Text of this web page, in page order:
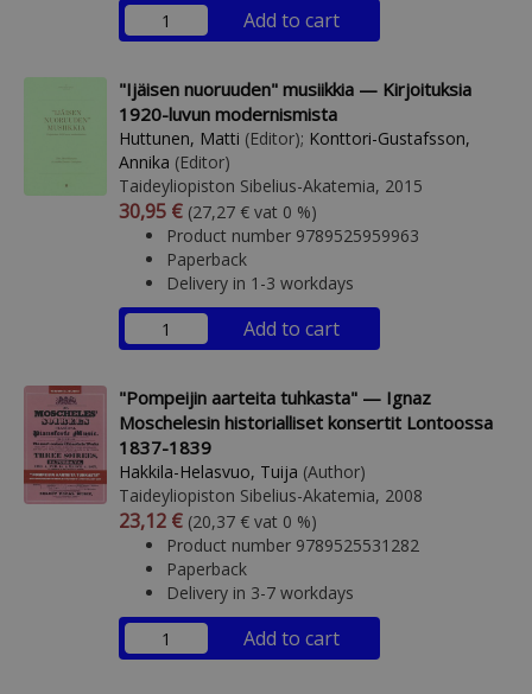
Add to cart
"Ijäisen nuoruuden" musiikkia — Kirjoituksia
1920-luvun modernismista
Huttunen, Matti (Editor); Konttori-Gustafsson,
Annika (Editor)
Taideyliopiston Sibelius-Akatemia, 2015
Arvonlisäverollinen hinta
30,95 € Excl. vat
(27,27 € vat 0 %)
Product number 9789525959963
Paperback
Delivery in 1-3 workdays
Add to cart
"Pompeijin aarteita tuhkasta" — Ignaz
Moschelesin historialliset konsertit Lontoossa
1837-1839
Hakkila-Helasvuo, Tuija (Author)
Taideyliopiston Sibelius-Akatemia, 2008
Arvonlisäverollinen hinta
23,12 € Excl. vat
(20,37 € vat 0 %)
Product number 9789525531282
Paperback
Delivery in 3-7 workdays
Add to cart